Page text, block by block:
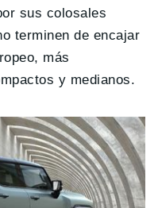
sus colosales
terminen de encajar
más
y medianos.